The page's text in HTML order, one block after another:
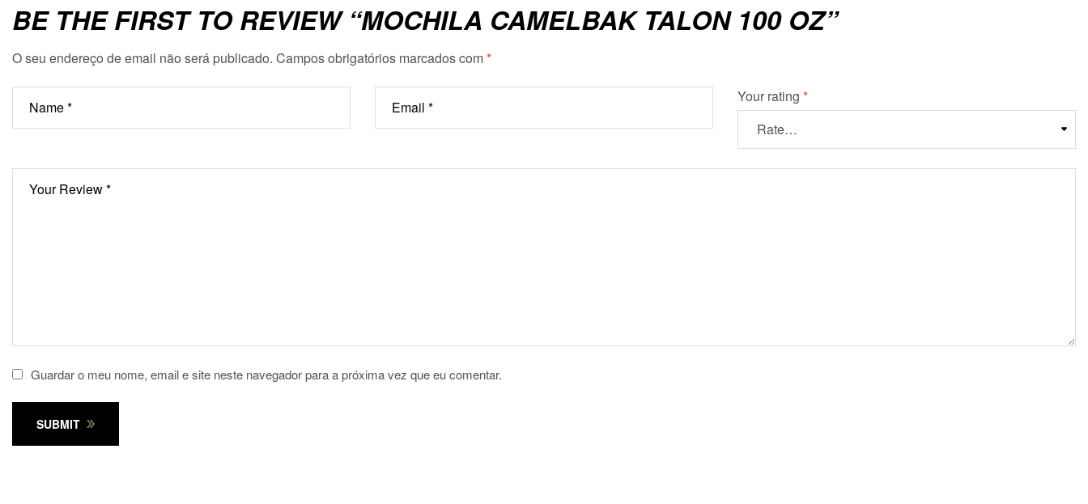
BE THE FIRST TO REVIEW “MOCHILA CAMELBAK TALON 100 OZ”
O seu endereço de email não será publicado. Campos obrigatórios marcados com*
Your rating *
Guardar o meu nome, email e site neste navegador para a próxima vez que eu comentar.
SUBMIT